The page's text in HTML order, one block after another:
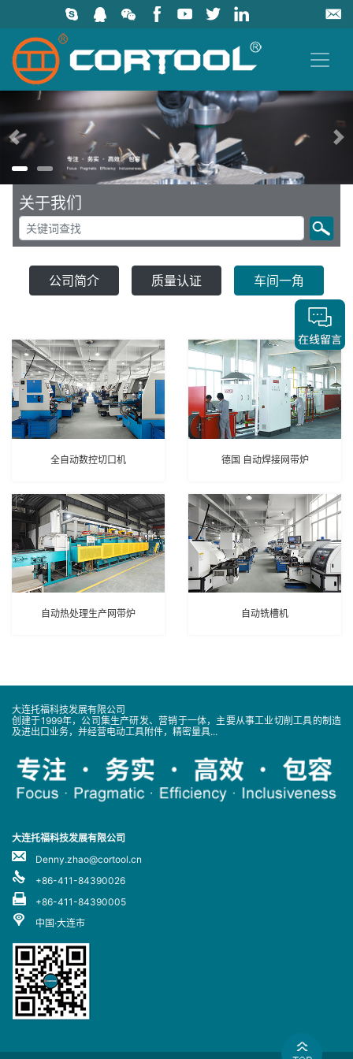
上一页
关于我们
公司简介 质量认证 车间一角
全自动数控切口机 德国 自动焊接网带炉
自动热处理生产网带炉 自动铣槽机
大连托福科技发展有限公司
创建于1999年，公司集生产研发、营销于一体，主要从事工业切削工具的制造
及进出口业务，并经营电动工具附件，精密量具...
大连托福科技发展有限公司
Denny.zhao@cortool.cn
+86-411-84390026
+86-411-84390005
中国·大连市